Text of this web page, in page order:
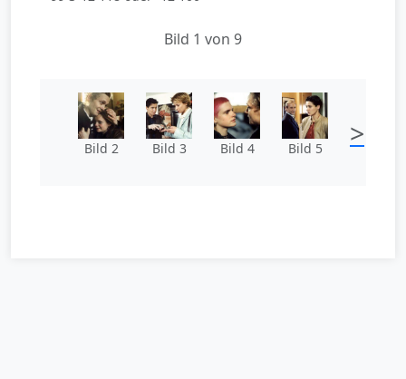
Bild 1 von 9
Bild 2 Bild 3 Bild 4 Bild 5 >